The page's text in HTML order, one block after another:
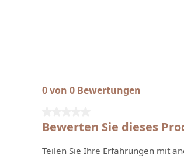
0 von 0 Bewertungen
Bewerten Sie dieses
Teilen Sie Ihre Erfahrungen mit